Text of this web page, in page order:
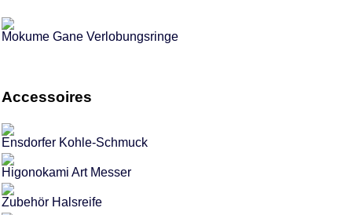
Mokume Gane Verlobungsringe
Accessoires
Ensdorfer Kohle-Schmuck
Higonokami Art Messer
Zubehör Halsreife